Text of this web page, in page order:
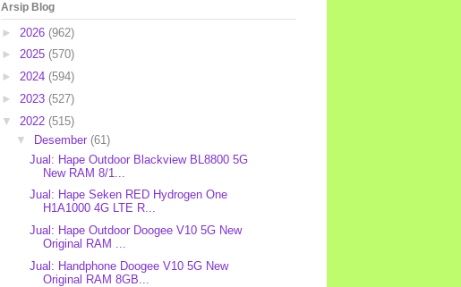
Arsip Blog
► 2026 (962)
► 2025 (570)
► 2024 (594)
► 2023 (527)
▼ 2022 (515)
▼
Desember (61)
Jual: Hape Outdoor Blackview BL8800 5G
New RAM 8/1...
Jual: Hape Seken RED Hydrogen One
H1A1000 4G LTE R...
Jual: Hape Outdoor Doogee V10 5G New
Original RAM ...
Jual: Handphone Doogee V10 5G New
Original RAM 8GB...